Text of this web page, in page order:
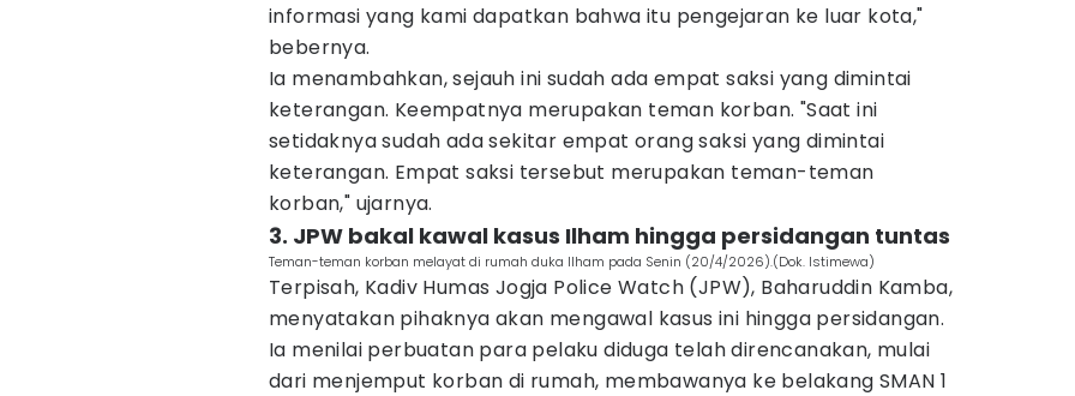
informasi yang kami dapatkan bahwa itu pengejaran ke luar kota,"
bebernya.
Ia menambahkan, sejauh ini sudah ada empat saksi yang dimintai
keterangan. Keempatnya merupakan teman korban. "Saat ini
setidaknya sudah ada sekitar empat orang saksi yang dimintai
keterangan. Empat saksi tersebut merupakan teman-teman
korban," ujarnya.
3. ‎JPW bakal kawal kasus Ilham hingga persidangan tuntas
Teman-teman korban melayat di rumah duka Ilham pada Senin (20/4/2026).(Dok. Istimewa)
Terpisah, Kadiv Humas Jogja Police Watch (JPW), Baharuddin Kamba,
menyatakan pihaknya akan mengawal kasus ini hingga persidangan.
Ia menilai perbuatan para pelaku diduga telah direncanakan, mulai
dari menjemput korban di rumah, membawanya ke belakang SMAN 1